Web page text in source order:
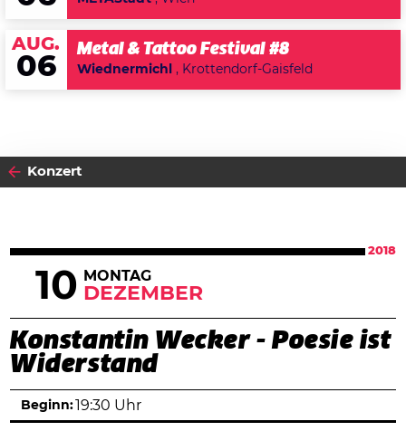
AUG.
06
Metal & Tattoo Festival #8
Wiednermichl , Krottendorf-Gaisfeld
Konzert
2018
10 MONTAG
DEZEMBER
Konstantin Wecker - Poesie ist
Widerstand
Beginn: 19:30 Uhr